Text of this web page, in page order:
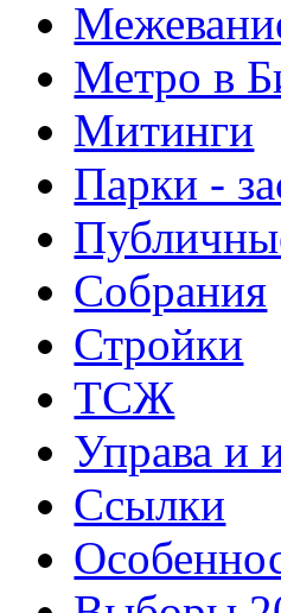
Метро в
Митинги
Парки -
Собрания
Стройки
ТСЖ
Управа и
Ссылки